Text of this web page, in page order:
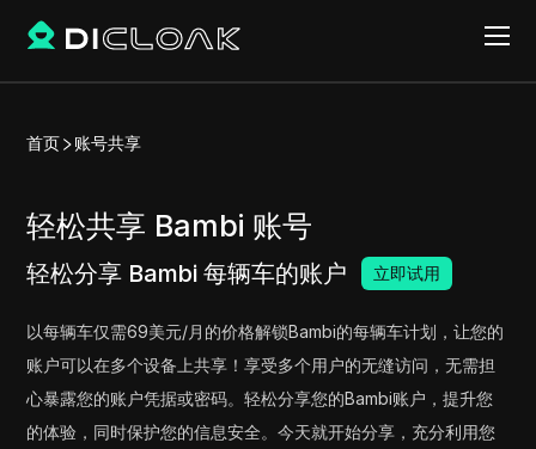
首页 账号共享
轻松共享 Bambi 账号
轻松分享 Bambi 每辆车的账户 立即试用
以每辆车仅需69美元/月的价格解锁Bambi的每辆车计划，让您的
账户可以在多个设备上共享！享受多个用户的无缝访问，无需担
心暴露您的账户凭据或密码。轻松分享您的Bambi账户，提升您
的体验，同时保护您的信息安全。今天就开始分享，充分利用您